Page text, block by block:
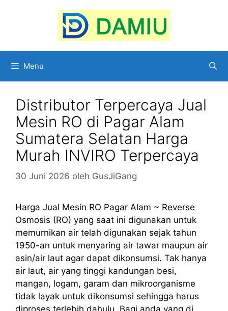
Menu
Distributor Terpercaya Jual
Mesin RO di Pagar Alam
Sumatera Selatan Harga
Murah INVIRO Terpercaya
30 Juni 2026 oleh GusJiGang
Harga Jual Mesin RO Pagar Alam ~ Reverse
Osmosis (RO) yang saat ini digunakan untuk
memurnikan air telah digunakan sejak tahun
1950-an untuk menyaring air tawar maupun air
asin/air laut agar dapat dikonsumsi. Tak hanya
air laut, air yang tinggi kandungan besi,
mangan, logam, garam dan mikroorganisme
tidak layak untuk dikonsumsi sehingga harus
diproses terlebih dahulu. Bagi anda yang di